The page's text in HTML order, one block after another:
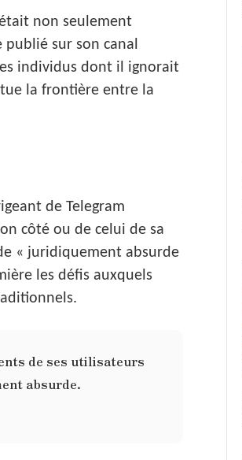
non seulement
sur son canal
individus dont il ignorait
la frontière entre la
de Telegram
côté ou de celui de sa
« juridiquement absurde
les défis auxquels
de ses utilisateurs
absurde.